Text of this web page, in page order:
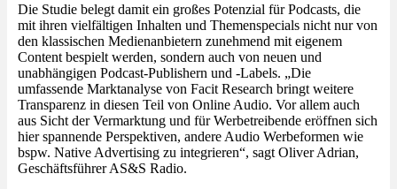
Die Studie belegt damit ein großes Potenzial für Podcasts, die
mit ihren vielfältigen Inhalten und Themenspecials nicht nur von
den klassischen Medienanbietern zunehmend mit eigenem
Content bespielt werden, sondern auch von neuen und
unabhängigen Podcast-Publishern und -Labels. „Die
umfassende Marktanalyse von Facit Research bringt weitere
Transparenz in diesen Teil von Online Audio. Vor allem auch
aus Sicht der Vermarktung und für Werbetreibende eröffnen sich
hier spannende Perspektiven, andere Audio Werbeformen wie
bspw. Native Advertising zu integrieren“, sagt Oliver Adrian,
Geschäftsführer AS&S Radio.